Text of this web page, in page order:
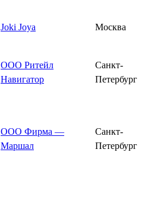
Joki Joya Москва
ООО Ритейл
Навигатор
Санкт-
Петербург
ООО Фирма —
Маршал
Санкт-
Петербург